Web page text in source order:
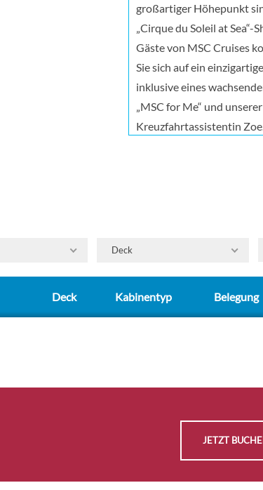
großartiger Höhepunkt
„Cirque du Soleil at Sea“-
Gäste von MSC Cruises
Sie sich auf ein
inklusive eines
„MSC for Me“ und
Kreuzfahrtassistentin
Deck
Deck Kabinentyp Belegung
JETZT